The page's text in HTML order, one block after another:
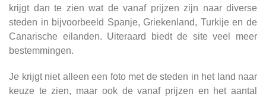
krijgt dan te zien wat de vanaf prijzen zijn naar diverse
steden in bijvoorbeeld Spanje, Griekenland, Turkije en de
Canarische eilanden. Uiteraard biedt de site veel meer
bestemmingen.
Je krijgt niet alleen een foto met de steden in het land naar
keuze te zien, maar ook de vanaf prijzen en het aantal